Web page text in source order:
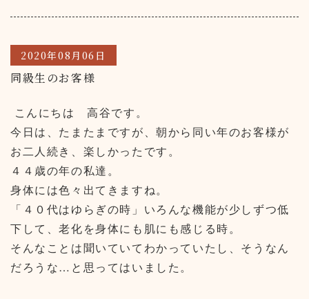
2020年08月06日
同級生のお客様
こんにちは 高谷です。
今日は、たまたまですが、朝から同い年のお客様が
お二人続き、楽しかったです。
４４歳の年の私達。
身体には色々出てきますね。
「４０代はゆらぎの時」いろんな機能が少しずつ低
下して、老化を身体にも肌にも感じる時。
そんなことは聞いていてわかっていたし、そうなん
だろうな…と思ってはいました。